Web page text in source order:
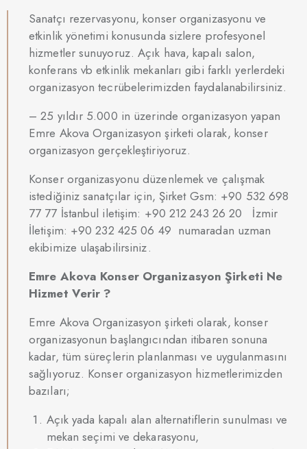
Sanatçı rezervasyonu, konser organizasyonu ve
etkinlik yönetimi konusunda sizlere profesyonel
hizmetler sunuyoruz. Açık hava, kapalı salon,
konferans vb etkinlik mekanları gibi farklı yerlerdeki
organizasyon tecrübelerimizden faydalanabilirsiniz.
– 25 yıldır 5.000 in üzerinde organizasyon yapan
Emre Akova Organizasyon şirketi olarak, konser
organizasyon gerçekleştiriyoruz.
Konser organizasyonu düzenlemek ve çalışmak
istediğiniz sanatçılar için, Şirket Gsm: +90 532 698
77 77 İstanbul iletişim: +90 212 243 26 20 İzmir
İletişim: +90 232 425 06 49 numaradan uzman
ekibimize ulaşabilirsiniz.
Emre Akova Konser Organizasyon Şirketi Ne
Hizmet Verir ?
Emre Akova Organizasyon şirketi olarak, konser
organizasyonun başlangıcından itibaren sonuna
kadar, tüm süreçlerin planlanması ve uygulanmasını
sağlıyoruz. Konser organizasyon hizmetlerimizden
bazıları;
Açık yada kapalı alan alternatiflerin sunulması ve
mekan seçimi ve dekarasyonu,